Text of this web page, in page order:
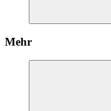
Mehr